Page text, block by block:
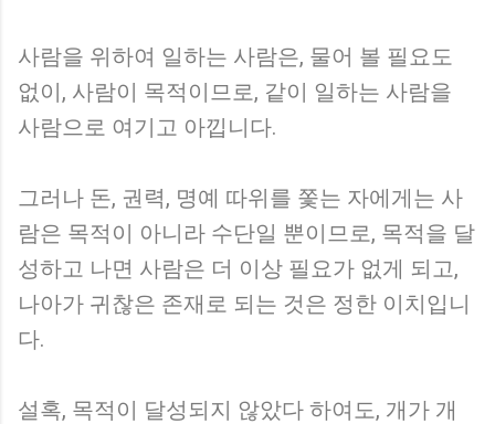
사람을 위하여 일하는 사람은, 물어 볼 필요도
없이, 사람이 목적이므로, 같이 일하는 사람을
사람으로 여기고 아낍니다.
그러나 돈, 권력, 명예 따위를 쫓는 자에게는 사
람은 목적이 아니라 수단일 뿐이므로, 목적을 달
성하고 나면 사람은 더 이상 필요가 없게 되고,
나아가 귀찮은 존재로 되는 것은 정한 이치입니
다.
설혹, 목적이 달성되지 않았다 하여도, 개가 개